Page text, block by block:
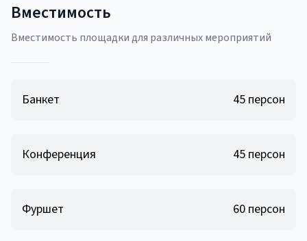
Вместимость
Вместимость площадки для различных мероприятий
Банкет 45 персон
Конференция 45 персон
Фуршет 60 персон